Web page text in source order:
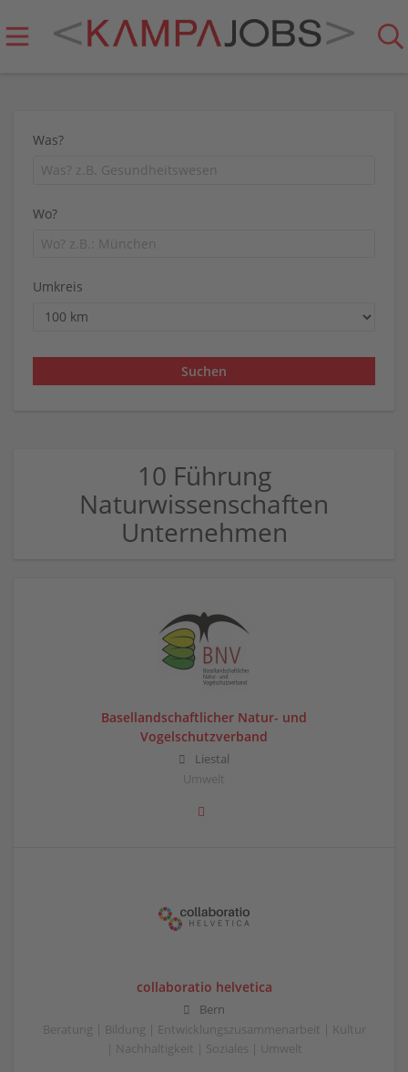
Was?
Wo?
Umkreis
10 Führung
Naturwissenschaften
Unternehmen
Basellandschaftlicher Natur- und
Vogelschutzverband
Liestal
Umwelt
collaboratio helvetica
Bern
Beratung | Bildung | Entwicklungszusammenarbeit | Kultur
| Nachhaltigkeit | Soziales | Umwelt